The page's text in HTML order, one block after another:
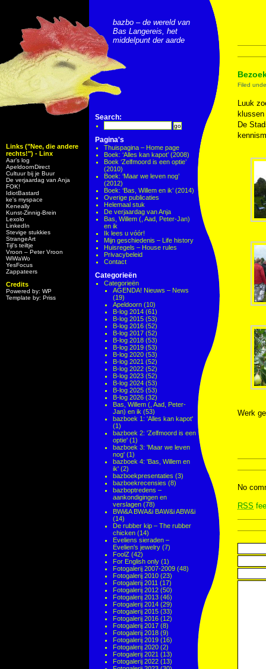
Links ("Nee, die andere
rechts!") - Linx
Aar’s log
ApeldoornDirect
Cultuur bij je Buur
De verjaardag van Anja
FOK!
IdiotBastard
ke's myspace
Keneally
Kunst-Zinnig-Brein
Lexolo
LinkedIn
Stevige stukkies
StrangeArt
Tijl’s teiltje
Vroon – Peter Vroon
WiWaWo
YesFocus
Zappateers
Credits
Powered by: WP
Template by: Priss
bazbo – de wereld van
Bas Langereis, het
middelpunt der aarde
Search:
Pagina's
Thuispagina – Home page
Boek: ‘Alles kan kapot’ (2008)
Boek ‘Zelfmoord is een optie’
(2010)
Boek: ‘Maar we leven nog’
(2012)
Boek: ‘Bas, Willem en ik’ (2014)
Overige publicaties
Helemaal stuk
De verjaardag van Anja
Bas, Willem (, Aad, Peter-Jan)
en ik
Ik lees u vóór!
Mijn geschiedenis – Life history
Huisregels – House rules
Privacybeleid
Contact
Categorieën
Categorieën
AGENDA! Nieuws – News
(19)
Apeldoorn (10)
B-log 2014 (61)
B-log 2015 (53)
B-log 2016 (52)
B-log 2017 (52)
B-log 2018 (53)
B-log 2019 (53)
B-log 2020 (53)
B-log 2021 (52)
B-log 2022 (52)
B-log 2023 (52)
B-log 2024 (53)
B-log 2025 (53)
B-log 2026 (32)
Bas, Willem (, Aad, Peter-
Jan) en ik (53)
bazboek 1: 'Alles kan kapot'
(1)
bazboek 2: 'Zelfmoord is een
optie' (1)
bazboek 3: 'Maar we leven
nog' (1)
bazboek 4: 'Bas, Willem en
ik' (2)
bazboekpresentaties (3)
bazboekrecensies (8)
bazboptredens –
aankondigingen en
verslagen (78)
BWi&A BWA&i BAW&i ABW&i
(14)
De rubber kip – The rubber
chicken (14)
Eveliens sieraden –
Evelien's jewelry (7)
FoolZ (42)
For English only (1)
Fotogalerij 2007-2009 (48)
Fotogalerij 2010 (23)
Fotogalerij 2011 (17)
Fotogalerij 2012 (50)
Fotogalerij 2013 (46)
Fotogalerij 2014 (29)
Fotogalerij 2015 (33)
Fotogalerij 2016 (12)
Fotogalerij 2017 (8)
Fotogalerij 2018 (9)
Fotogalerij 2019 (16)
Fotogalerij 2020 (2)
Fotogalerij 2021 (13)
Fotogalerij 2022 (13)
Filed
Luuk
De
Werk
No
RSS